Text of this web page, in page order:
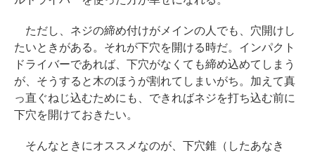
ただし、ネジの締め付けがメインの人でも、穴開けし
たいときがある。それが下穴を開ける時だ。インパクト
ドライバーであれば、下穴がなくても締め込めてしまう
が、そうすると木のほうが割れてしまいがち。加えて真
っ直ぐねじ込むためにも、できればネジを打ち込む前に
下穴を開けておきたい。
そんなときにオススメなのが、下穴錐（したあなき